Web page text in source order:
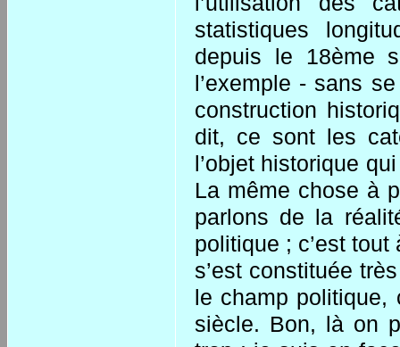
statistiques
depuis le 18ème
l’exemple - sans
construction
dit, ce sont les
l’objet historique
La même chose à
parlons de la
politique ; c’est
s’est constituée
le champ politique,
siècle. Bon, là on